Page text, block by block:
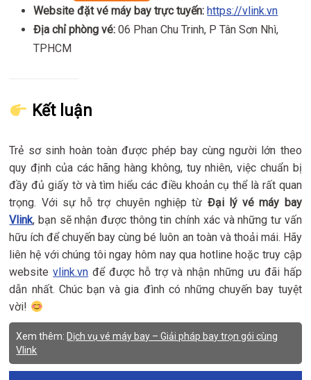
Website đặt vé máy bay trực tuyến: https://vlink.vn
Địa chỉ phòng vé: 06 Phan Chu Trinh, P Tân Sơn Nhì,
TPHCM
Kết luận
Trẻ sơ sinh hoàn toàn được phép bay cùng người lớn theo
quy định của các hãng hàng không, tuy nhiên, việc chuẩn bị
đầy đủ giấy tờ và tìm hiểu các điều khoản cụ thể là rất quan
trọng. Với sự hỗ trợ chuyên nghiệp từ Đại lý vé máy bay
Vlink, bạn sẽ nhận được thông tin chính xác và những tư vấn
hữu ích để chuyến bay cùng bé luôn an toàn và thoải mái. Hãy
liên hệ với chúng tôi ngay hôm nay qua hotline hoặc truy cập
websitevlink.vn để được hỗ trợ và nhận những ưu đãi hấp
dẫn nhất. Chúc bạn và gia đình có những chuyến bay tuyệt
vời!
Xem thêm: Dịch vụ vé máy bay – Giải pháp bay trọn gói cùng
Vlink